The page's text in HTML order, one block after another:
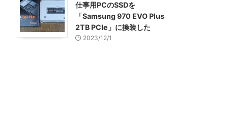
仕事用PCのSSDを
「Samsung 970 EVO Plus
2TB PCIe」に換装した
2023/12/1